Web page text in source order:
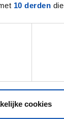
10 derden
cookies